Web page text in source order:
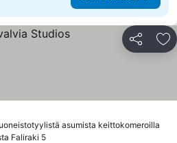
Jaa
asumista keittokomeroilla
hinnat
Faliraki 5